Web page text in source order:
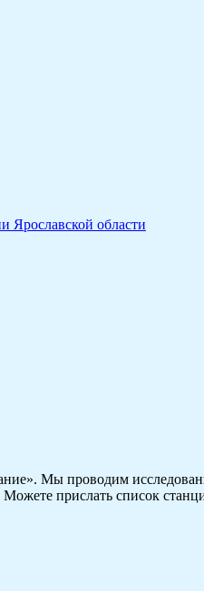
Ярославской области
Мы проводим
прислать список